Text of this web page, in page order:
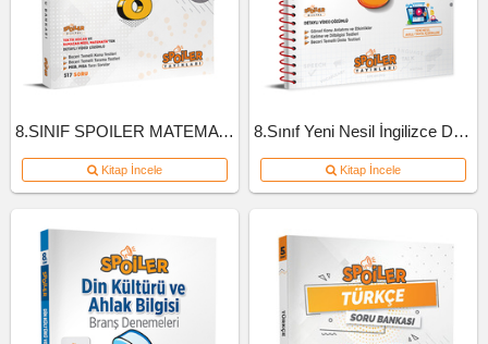
8.SINIF SPOILER MATEMATIK SB B-KITAP
Kitap İncele
8.Sınıf Yeni Nesil İngilizce Defteri
Kitap İncele